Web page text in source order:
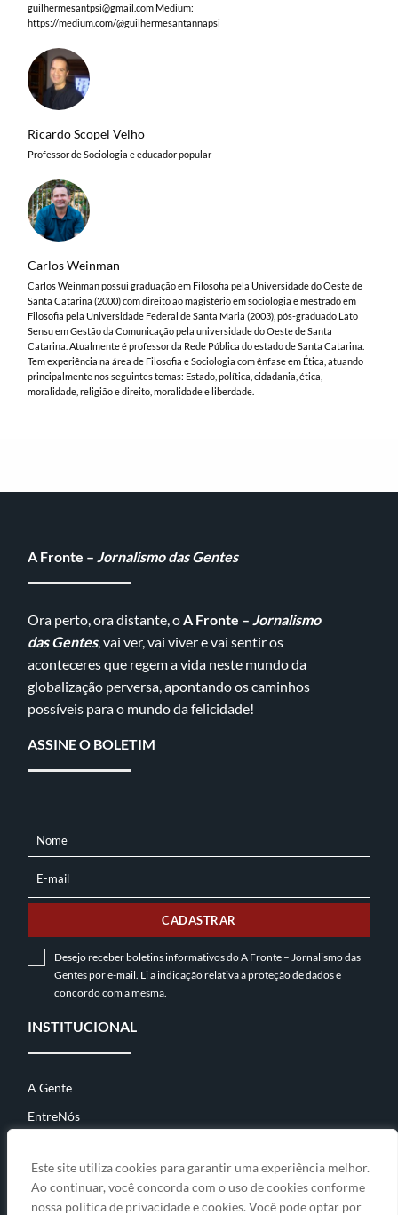
Este site utiliza cookies para garantir uma experiência melhor.
Ao continuar, você concorda com o uso de cookies conforme
nossa política de privacidade e cookies. Você pode optar por
guilhermesantpsi@gmail.comMedium:
https://medium.com/@guilhermesantannapsi
Ricardo Scopel Velho
Professor de Sociologia e educador popular
Carlos Weinman
Carlos Weinman possui graduação em Filosofia pela Universidade do Oeste de
Santa Catarina (2000) com direito ao magistério em sociologia e mestrado em
Filosofia pela Universidade Federal de Santa Maria (2003), pós-graduado Lato
Sensu em Gestão da Comunicação pela universidade do Oeste de Santa
Catarina. Atualmente é professor da Rede Pública do estado de Santa Catarina.
Tem experiência na área de Filosofia e Sociologia com ênfase em Ética, atuando
principalmente nos seguintes temas: Estado, política, cidadania, ética,
moralidade, religião e direito, moralidade e liberdade.
A Fronte – Jornalismo das Gentes
Ora perto, ora distante, oA Fronte – Jornalismo
das Gentes, vai ver, vai viver e vai sentir os
aconteceres que regem a vida neste mundo da
globalização perversa, apontando os caminhos
possíveis para o mundo da felicidade!
ASSINE O BOLETIM
NOME
Nome
MAIL
E-mail
CADASTRAR
Desejo receber boletins informativos do A Fronte – Jornalismo das
Gentes por e-mail. Li a indicação relativa àproteção de dadose
concordo com a mesma.
INSTITUCIONAL
A Gente
EntreNós